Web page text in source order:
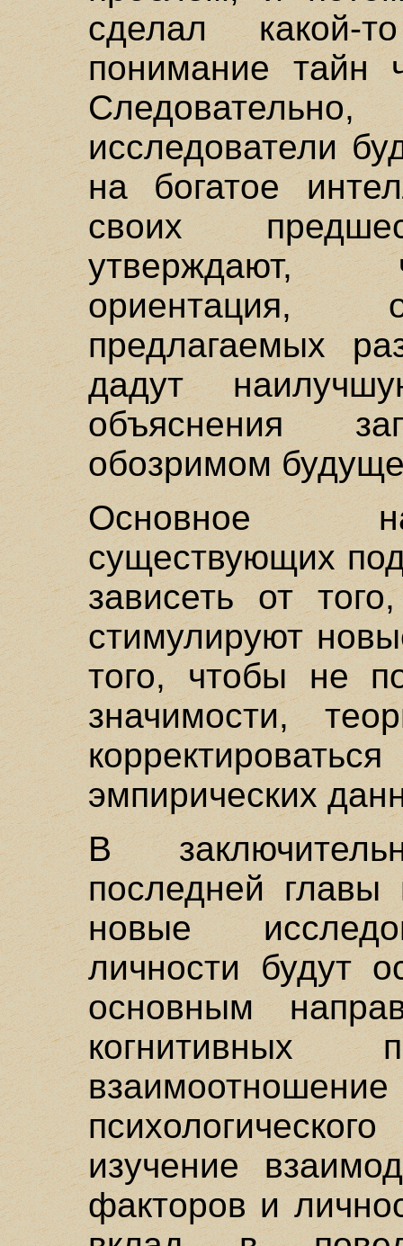
сделал
понимание тайн
исследователи
на богатое
своих
утверждают,
ориентация,
предлагаемых
дадут
объяснения
обозримом
Основное
существующих
зависеть от
стимулируют
того, чтобы не
значимости,
эмпирических
В
последней
новые
личности будут
основным
изучение
факторов и